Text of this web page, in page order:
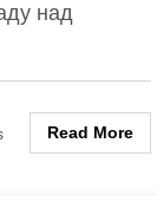
над
Read More